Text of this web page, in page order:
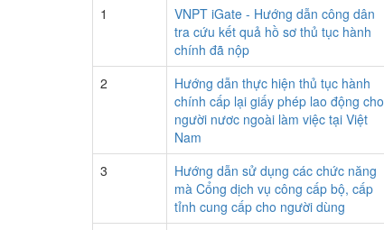
1
VNPT iGate - Hướng dẫn công dân
tra cứu kết quả hồ sơ thủ tục hành
chính đã nộp
2
Hướng dẫn thực hiện thủ tục hành
chính cấp lại giấy phép lao động cho
người nươc ngoài làm việc tại Việt
Nam
3
Hướng dẫn sử dụng các chức năng
mà Cổng dịch vụ công cấp bộ, cấp
tỉnh cung cấp cho người dùng